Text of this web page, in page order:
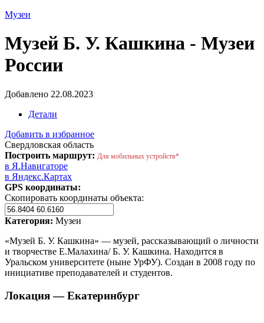
Музеи
Музей Б. У. Кашкина - Музеи
России
Добавлено 22.08.2023
Детали
Добавить в избранное
Свердловская область
Построить маршрут: Для мобильных устройств*
в Я.Навигаторе
в Яндекс.Картах
GPS координаты:
Скопировать координаты объекта:
Категория: Музеи
«Музей Б. У. Кашкина» — музей, рассказывающий о личности
и творчестве Е.Малахина/ Б. У. Кашкина. Находится в
Уральском университете (ныне УрФУ). Создан в 2008 году по
инициативе преподавателей и студентов.
Локация — Екатеринбург